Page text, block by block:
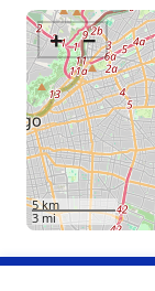
+ −
5 km
3 mi